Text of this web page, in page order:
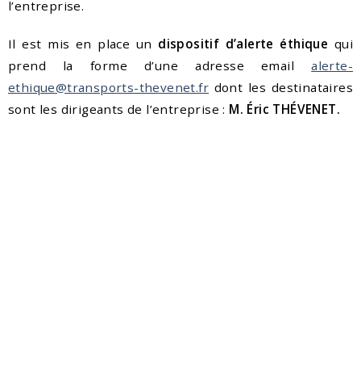
l’entreprise.
Il est mis en place un dispositif d’alerte éthique qui
prend la forme d’une adresse emailalerte-
ethique@transports-thevenet.fr dont les destinataires
sont les dirigeants de l’entreprise : M. Éric THÉVENET.